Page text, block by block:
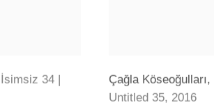
İsimsiz 34 |
Çağla Köseoğulları,
Untitled 35, 2016